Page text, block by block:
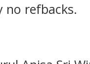
no refbacks.